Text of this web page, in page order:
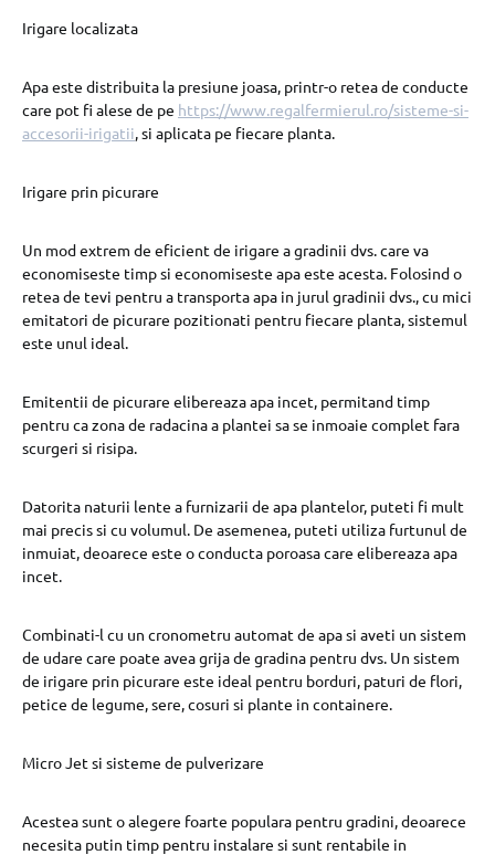
Irigare localizata
Apa este distribuita la presiune joasa, printr-o retea de conducte
care pot fi alese de pe https://www.regalfermierul.ro/sisteme-si-
accesorii-irigatii, si aplicata pe fiecare planta.
Irigare prin picurare
Un mod extrem de eficient de irigare a gradinii dvs. care va
economiseste timp si economiseste apa este acesta. Folosind o
retea de tevi pentru a transporta apa in jurul gradinii dvs., cu mici
emitatori de picurare pozitionati pentru fiecare planta, sistemul
este unul ideal.
Emitentii de picurare elibereaza apa incet, permitand timp
pentru ca zona de radacina a plantei sa se inmoaie complet fara
scurgeri si risipa.
Datorita naturii lente a furnizarii de apa plantelor, puteti fi mult
mai precis si cu volumul. De asemenea, puteti utiliza furtunul de
inmuiat, deoarece este o conducta poroasa care elibereaza apa
incet.
Combinati-l cu un cronometru automat de apa si aveti un sistem
de udare care poate avea grija de gradina pentru dvs. Un sistem
de irigare prin picurare este ideal pentru borduri, paturi de flori,
petice de legume, sere, cosuri si plante in containere.
Micro Jet si sisteme de pulverizare
Acestea sunt o alegere foarte populara pentru gradini, deoarece
necesita putin timp pentru instalare si sunt rentabile in